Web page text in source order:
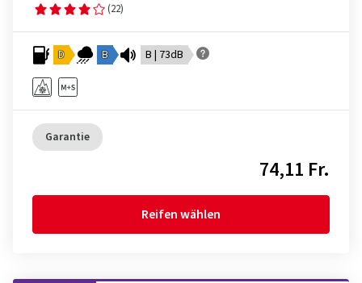
(22)
D B B | 73dB
Garantie
74,11 Fr.
Reifen wählen